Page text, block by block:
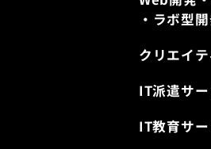
・ラボ型
クリエイ
IT派遣サ
IT教育サ